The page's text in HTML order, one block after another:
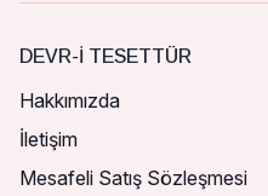
DEVR-I TESETTÜR
Hakkımızda
İletişim
Mesafeli Satış Sözleşmesi